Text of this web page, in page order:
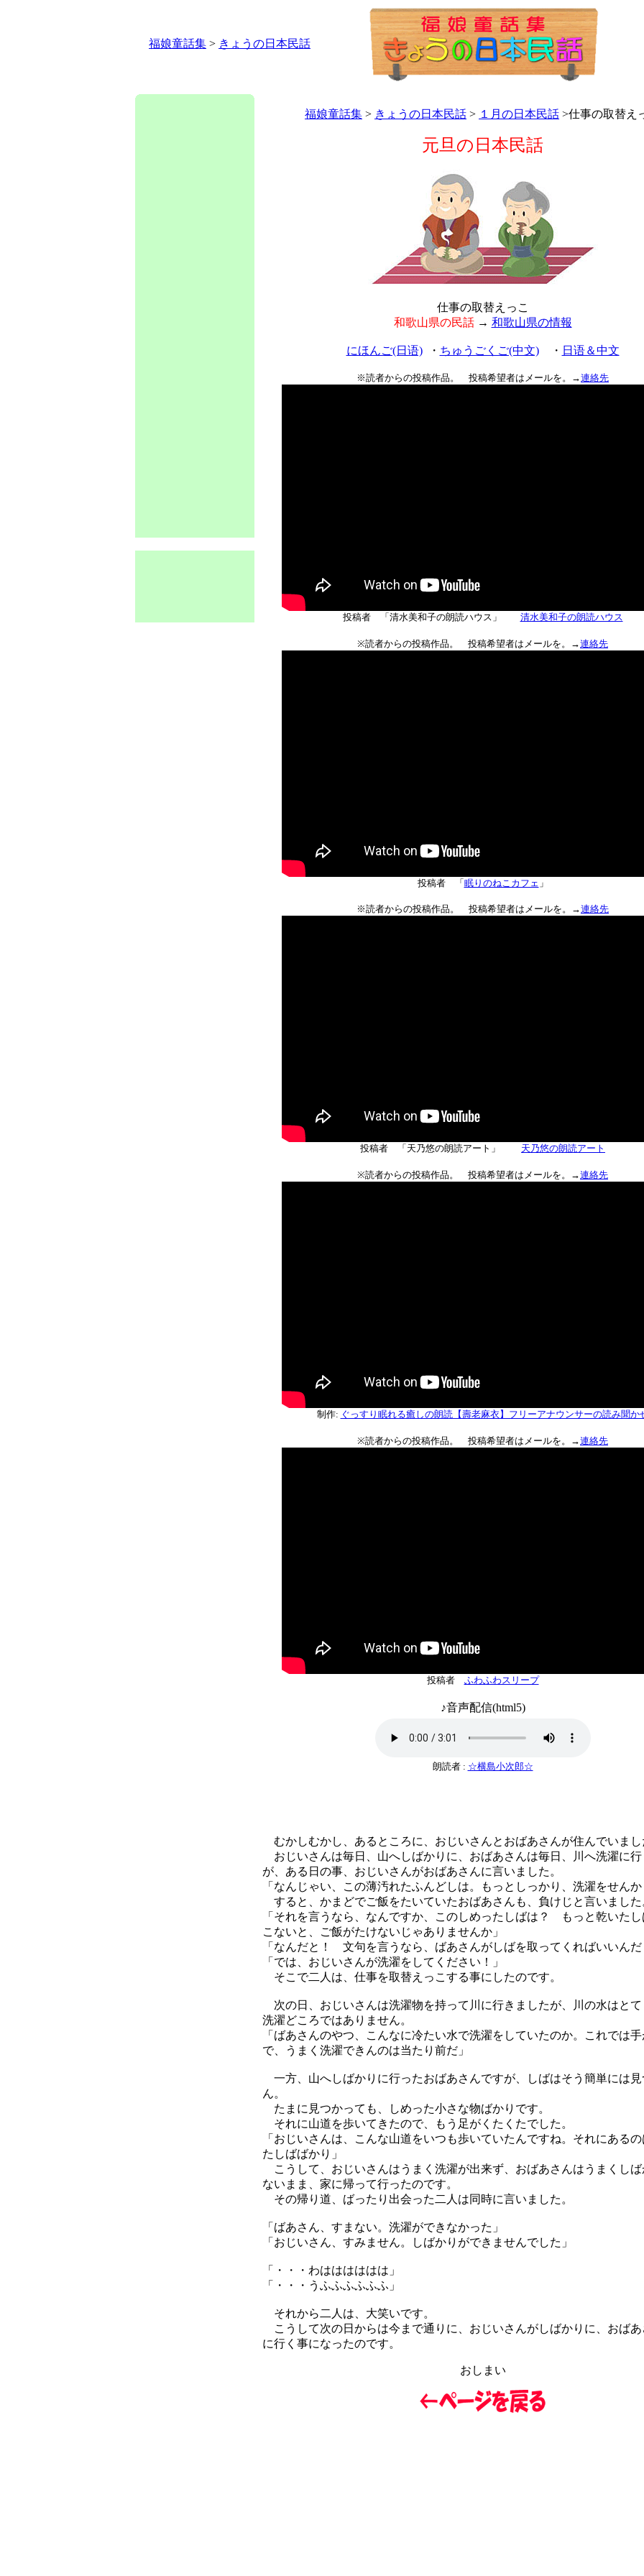
福娘童話集 > きょうの日本民話
福娘童話集 > きょうの日本民話 > １月の日本民話 >仕事の取替え
元旦の日本民話
仕事の取替えっこ
和歌山県の民話→ 和歌山県の情報
にほんご(日语)・ ちゅうごくご(中文)・ 日语＆中文
※読者からの投稿作品。 投稿希望者はメールを。→連絡先
投稿者 「清水美和子の朗読ハウス」 清水美和子の朗読ハウス
※読者からの投稿作品。 投稿希望者はメールを。→連絡先
投稿者 「 眠りのねこカフェ 」
※読者からの投稿作品。 投稿希望者はメールを。→連絡先
投稿者 「天乃悠の朗読アート」 天乃悠の朗読アート
※読者からの投稿作品。 投稿希望者はメールを。→連絡先
制作: ぐっすり眠れる癒しの朗読【壽老麻衣】フリーアナウンサーの読み聞か
※読者からの投稿作品。 投稿希望者はメールを。→連絡先
投稿者 ふわふわスリープ
♪音声配信(html5)
朗読者 : ☆横島小次郎☆
むかしむかし、あるところに、おじいさんとおばあさんが住んでいまし
おじいさんは毎日、山へしばかりに、おばあさんは毎日、川へ洗濯に行
が、ある日の事、おじいさんがおばあさんに言いました。
「なんじゃい、この薄汚れたふんどしは。もっとしっかり、洗濯をせん
すると、かまどでご飯をたいていたおばあさんも、負けじと言いました
「それを言うなら、なんですか、このしめったしばは？ もっと乾いた
こないと、ご飯がたけないじゃありませんか」
「なんだと！ 文句を言うなら、ばあさんがしばを取ってくればいいんだ
「では、おじいさんが洗濯をしてください！」
そこで二人は、仕事を取替えっこする事にしたのです。
次の日、おじいさんは洗濯物を持って川に行きましたが、川の水はとて
洗濯どころではありません。
「ばあさんのやつ、こんなに冷たい水で洗濯をしていたのか。これでは
で、うまく洗濯できんのは当たり前だ」
一方、山へしばかりに行ったおばあさんですが、しばはそう簡単には見
ん。
たまに見つかっても、しめった小さな物ばかりです。
それに山道を歩いてきたので、もう足がくたくたでした。
「おじいさんは、こんな山道をいつも歩いていたんですね。それにある
たしばばかり」
こうして、おじいさんはうまく洗濯が出来ず、おばあさんはうまくしば
ないまま、家に帰って行ったのです。
その帰り道、ばったり出会った二人は同時に言いました。
「ばあさん、すまない。洗濯ができなかった」
「おじいさん、すみません。しばかりができませんでした」
「・・・わはははははは」
「・・・うふふふふふふ」
それから二人は、大笑いです。
こうして次の日からは今まで通りに、おじいさんがしばかりに、おばあ
に行く事になったのです。
おしまい